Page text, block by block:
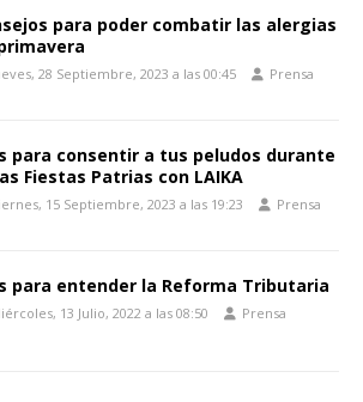
para poder combatir las alergias
28 Septiembre, 2023 a las 00:45 Prensa
para consentir a tus peludos durante
Fiestas Patrias con LAIKA
15 Septiembre, 2023 a las 19:23 Prensa
para entender la Reforma Tributaria
13 Julio, 2022 a las 08:50 Prensa